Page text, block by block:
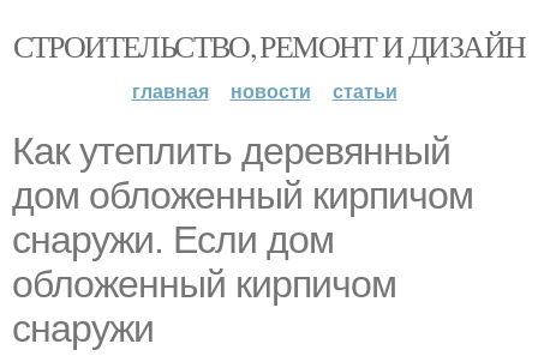
СТРОИТЕЛЬСТВО, РЕМОНТ И ДИЗАЙН
главная новости статьи
Как утеплить деревянный
дом обложенный кирпичом
снаружи. Если дом
обложенный кирпичом
снаружи